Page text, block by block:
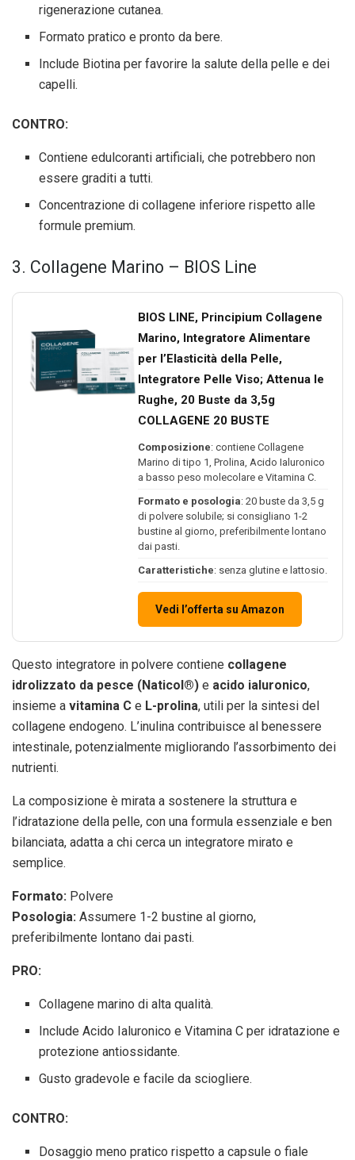
rigenerazione cutanea.
Formato pratico e pronto da bere.
Include Biotina per favorire la salute della pelle e dei
capelli.
CONTRO:
Contiene edulcoranti artificiali, che potrebbero non
essere graditi a tutti.
Concentrazione di collagene inferiore rispetto alle
formule premium.
3. Collagene Marino – BIOS Line
BIOS LINE, Principium Collagene
Marino, Integratore Alimentare
per l’Elasticità della Pelle,
Integratore Pelle Viso; Attenua le
Rughe, 20 Buste da 3,5g
COLLAGENE 20 BUSTE
Composizione: contiene Collagene
Marino di tipo 1, Prolina, Acido Ialuronico
a basso peso molecolare e Vitamina C.
Formato e posologia: 20 buste da 3,5 g
di polvere solubile; si consigliano 1-2
bustine al giorno, preferibilmente lontano
dai pasti.
Caratteristiche: senza glutine e lattosio.
Vedi l’offerta su Amazon
Questo integratore in polvere contiene collagene
idrolizzato da pesce (Naticol®) e acido ialuronico,
insieme a vitamina C e L-prolina, utili per la sintesi del
collagene endogeno. L’inulina contribuisce al benessere
intestinale, potenzialmente migliorando l’assorbimento dei
nutrienti.
La composizione è mirata a sostenere la struttura e
l’idratazione della pelle, con una formula essenziale e ben
bilanciata, adatta a chi cerca un integratore mirato e
semplice.
Formato: Polvere
Posologia: Assumere 1-2 bustine al giorno,
preferibilmente lontano dai pasti.
PRO:
Collagene marino di alta qualità.
Include Acido Ialuronico e Vitamina C per idratazione e
protezione antiossidante.
Gusto gradevole e facile da sciogliere.
CONTRO:
Dosaggio meno pratico rispetto a capsule o fiale